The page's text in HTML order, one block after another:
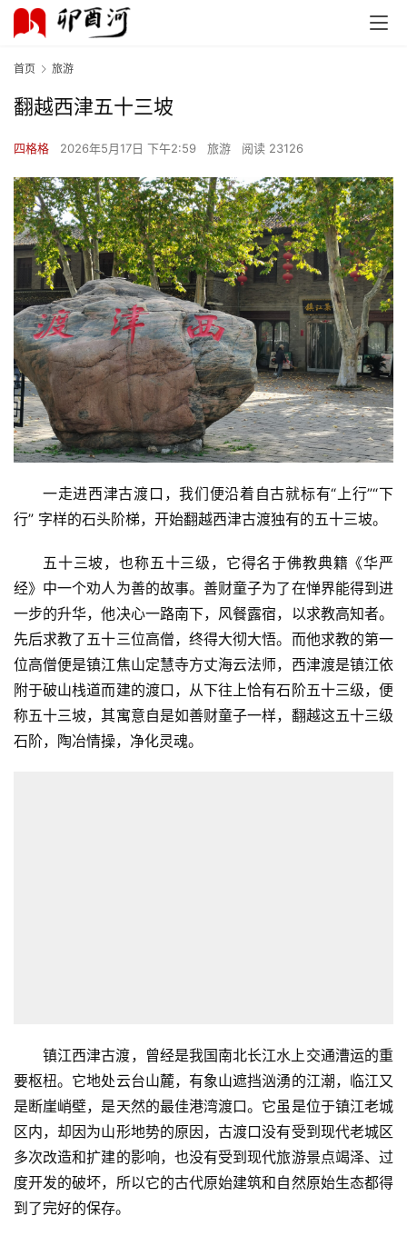
首页 旅游
翻越西津五十三坡
四格格 2026年5月17日 下午2:59 旅游 阅读 23126
一走进西津古渡口，我们便沿着自古就标有“上行”“下
行” 字样的石头阶梯，开始翻越西津古渡独有的五十三坡。
五十三坡，也称五十三级，它得名于佛教典籍《华严
经》中一个劝人为善的故事。善财童子为了在惮界能得到进
一步的升华，他决心一路南下，风餐露宿，以求教高知者。
先后求教了五十三位高僧，终得大彻大悟。而他求教的第一
位高僧便是镇江焦山定慧寺方丈海云法师，西津渡是镇江依
附于破山栈道而建的渡口，从下往上恰有石阶五十三级，便
称五十三坡，其寓意自是如善财童子一样，翻越这五十三级
石阶，陶冶情操，净化灵魂。
镇江西津古渡，曾经是我国南北长江水上交通漕运的重
要枢杻。它地处云台山麓，有象山遮挡汹湧的江潮，临江又
是断崖峭壁，是天然的最佳港湾渡口。它虽是位于镇江老城
区内，却因为山形地势的原因，古渡口没有受到现代老城区
多次改造和扩建的影响，也没有受到现代旅游景点竭泽、过
度开发的破坏，所以它的古代原始建筑和自然原始生态都得
到了完好的保存。